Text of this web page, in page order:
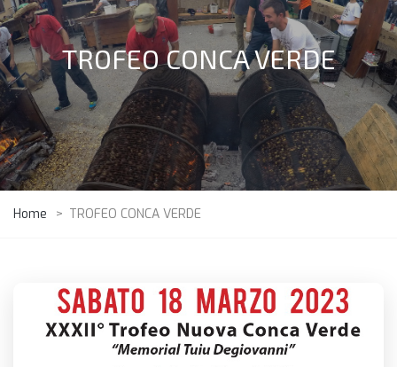
TROFEO CONCA VERDE
Home > TROFEO CONCA VERDE